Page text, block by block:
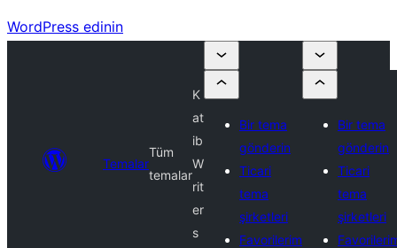
WordPress edinin
Temalar
Tüm
temalar
K
at
ib
W
rit
er
s
Bir tema
gönderin
Ticari
tema
şirketleri
Favorilerim
Bir tema
gönderin
Ticari
tema
şirketleri